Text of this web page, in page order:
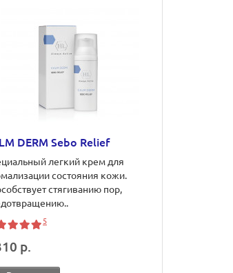
DERM Sebo Relief
легкий крем для
состояния кожи.
стягиванию пор,
5
р.